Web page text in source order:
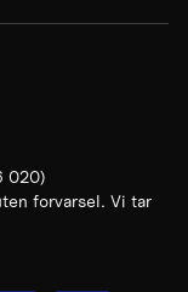
020)
forvarsel. Vi tar